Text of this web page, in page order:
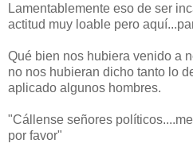
Lamentablemente eso de ser
actitud muy loable pero
Qué bien nos hubiera venido a
no nos hubieran dicho tanto lo
aplicado algunos hombres.
"Cállense señores
por favor"